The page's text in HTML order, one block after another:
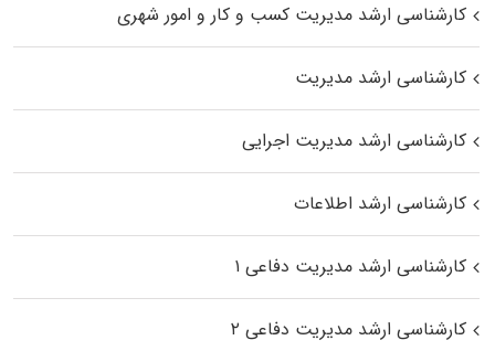
کارشناسی ارشد مدیریت کسب و کار و امور شهری
کارشناسی ارشد مدیریت
کارشناسی ارشد مدیریت اجرایی
کارشناسی ارشد اطلاعات
کارشناسی ارشد مدیریت دفاعی ۱
کارشناسی ارشد مدیریت دفاعی ۲